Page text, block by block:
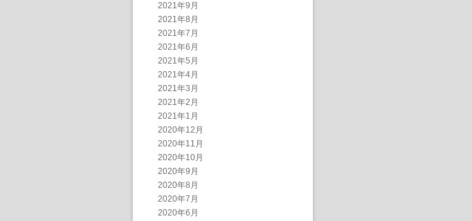
2021年9月
2021年8月
2021年7月
2021年6月
2021年5月
2021年4月
2021年3月
2021年2月
2021年1月
2020年12月
2020年11月
2020年10月
2020年9月
2020年8月
2020年7月
2020年6月